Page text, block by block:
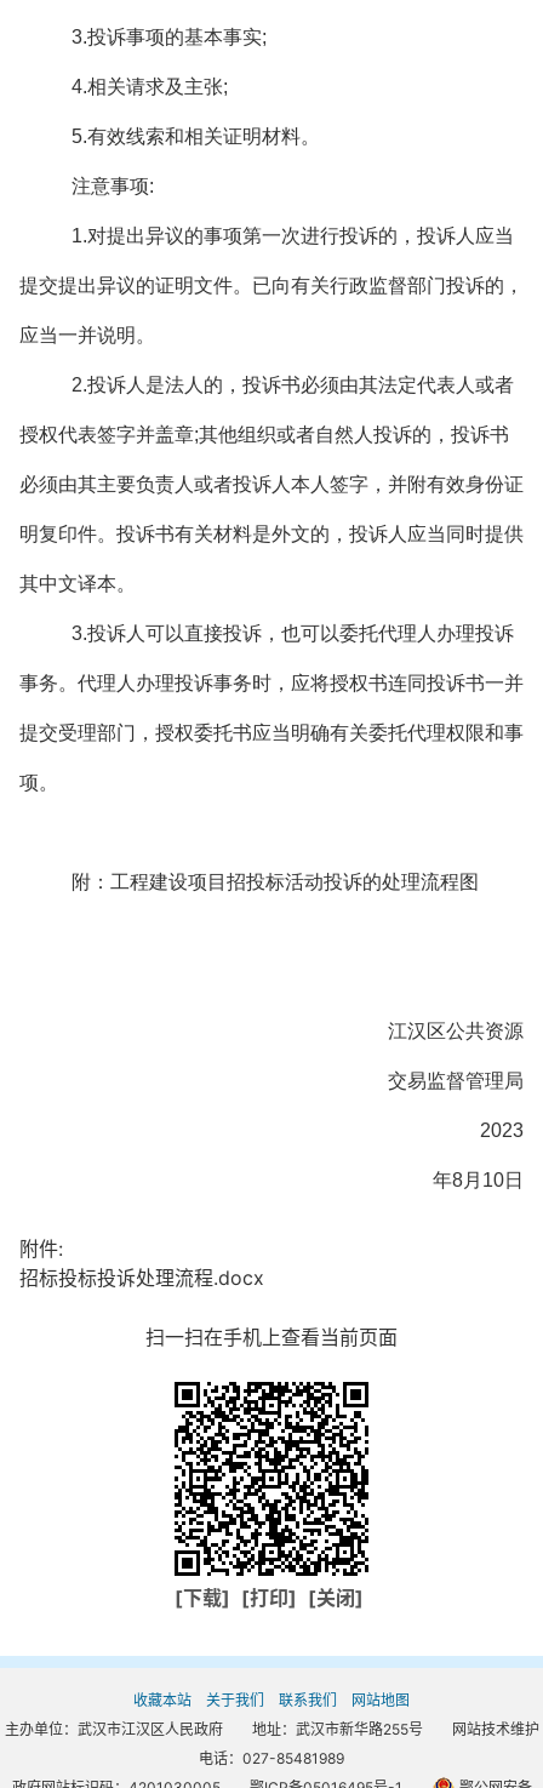
3.投诉事项的基本事实;
4.相关请求及主张;
5.有效线索和相关证明材料。
注意事项:
1.对提出异议的事项第一次进行投诉的，投诉人应当
提交提出异议的证明文件。已向有关行政监督部门投诉的，
应当一并说明。
2.投诉人是法人的，投诉书必须由其法定代表人或者
授权代表签字并盖章;其他组织或者自然人投诉的，投诉书
必须由其主要负责人或者投诉人本人签字，并附有效身份证
明复印件。投诉书有关材料是外文的，投诉人应当同时提供
其中文译本。
3.投诉人可以直接投诉，也可以委托代理人办理投诉
事务。代理人办理投诉事务时，应将授权书连同投诉书一并
提交受理部门，授权委托书应当明确有关委托代理权限和事
项。
附：工程建设项目招投标活动投诉的处理流程图
江汉区公共资源
交易监督管理局
2023
年8月10日
附件:
招标投标投诉处理流程.docx
扫一扫在手机上查看当前页面
[下载] [打印] [关闭]
收藏本站 关于我们 联系我们
网站地图
主办单位：武汉市江汉区人民政府 地址：武汉市新华路255号 网站技术维护
电话：027-85481989